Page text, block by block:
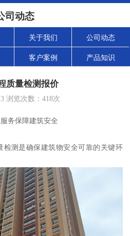
司动态
关于我们 公司动态
客户案例 产品知识
质量检测报价
浏览次数： 418次
务保障建筑安全
检测是确保建筑物安全可靠的关键环